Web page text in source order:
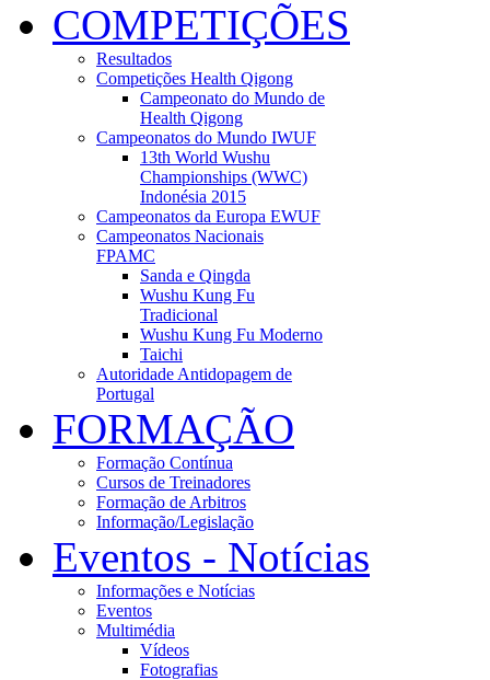
COMPETIÇÕES
Resultados
Competições Health Qigong
Campeonato do Mundo de
Health Qigong
Campeonatos do Mundo IWUF
13th World Wushu
Championships (WWC)
Indonésia 2015
Campeonatos da Europa EWUF
Campeonatos Nacionais
FPAMC
Sanda e Qingda
Wushu Kung Fu
Tradicional
Wushu Kung Fu Moderno
Taichi
Autoridade Antidopagem de
Portugal
FORMAÇÃO
Formação Contínua
Cursos de Treinadores
Formação de Arbitros
Informação/Legislação
Eventos - Notícias
Informações e Notícias
Eventos
Multimédia
Vídeos
Fotografias